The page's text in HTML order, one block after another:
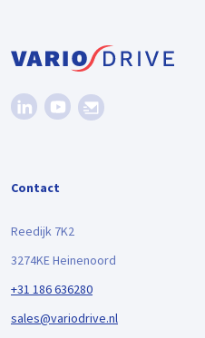
Contact
Reedijk 7K2
3274KE Heinenoord
+31 186 636280
sales@variodrive.nl